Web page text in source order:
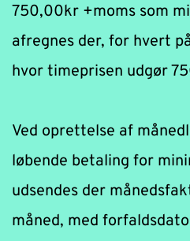
750,00kr +moms som
afregnes der, for hvert
hvor timeprisen udgør
Ved oprettelse af
løbende betaling for
udsendes der
måned, med